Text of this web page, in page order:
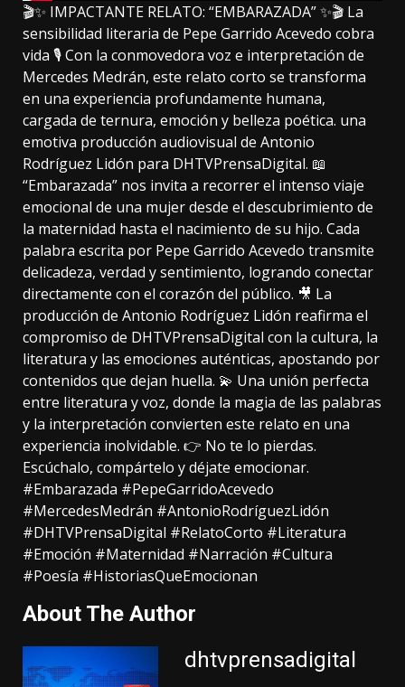
🎬✨ IMPACTANTE RELATO: “EMBARAZADA” ✨🎬 La
sensibilidad literaria de Pepe Garrido Acevedo cobra
vida 🎙️ Con la conmovedora voz e interpretación de
Mercedes Medrán, este relato corto se transforma
en una experiencia profundamente humana,
cargada de ternura, emoción y belleza poética. una
emotiva producción audiovisual de Antonio
Rodríguez Lidón para DHTVPrensaDigital. 📖
“Embarazada” nos invita a recorrer el intenso viaje
emocional de una mujer desde el descubrimiento de
la maternidad hasta el nacimiento de su hijo. Cada
palabra escrita por Pepe Garrido Acevedo transmite
delicadeza, verdad y sentimiento, logrando conectar
directamente con el corazón del público. 🎥 La
producción de Antonio Rodríguez Lidón reafirma el
compromiso de DHTVPrensaDigital con la cultura, la
literatura y las emociones auténticas, apostando por
contenidos que dejan huella. 💫 Una unión perfecta
entre literatura y voz, donde la magia de las palabras
y la interpretación convierten este relato en una
experiencia inolvidable. 👉 No te lo pierdas.
Escúchalo, compártelo y déjate emocionar.
#Embarazada #PepeGarridoAcevedo
#MercedesMedrán #AntonioRodríguezLidón
#DHTVPrensaDigital #RelatoCorto #Literatura
#Emoción #Maternidad #Narración #Cultura
#Poesía #HistoriasQueEmocionan
About The Author
dhtvprensadigital